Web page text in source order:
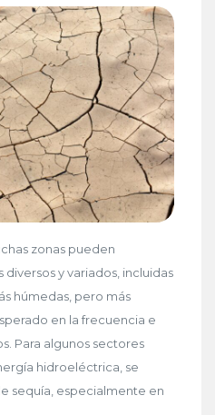
zonas pueden
y variados, incluidas
húmedas, pero más
en la frecuencia e
Para algunos sectores
hidroeléctrica, se
sequía, especialmente en